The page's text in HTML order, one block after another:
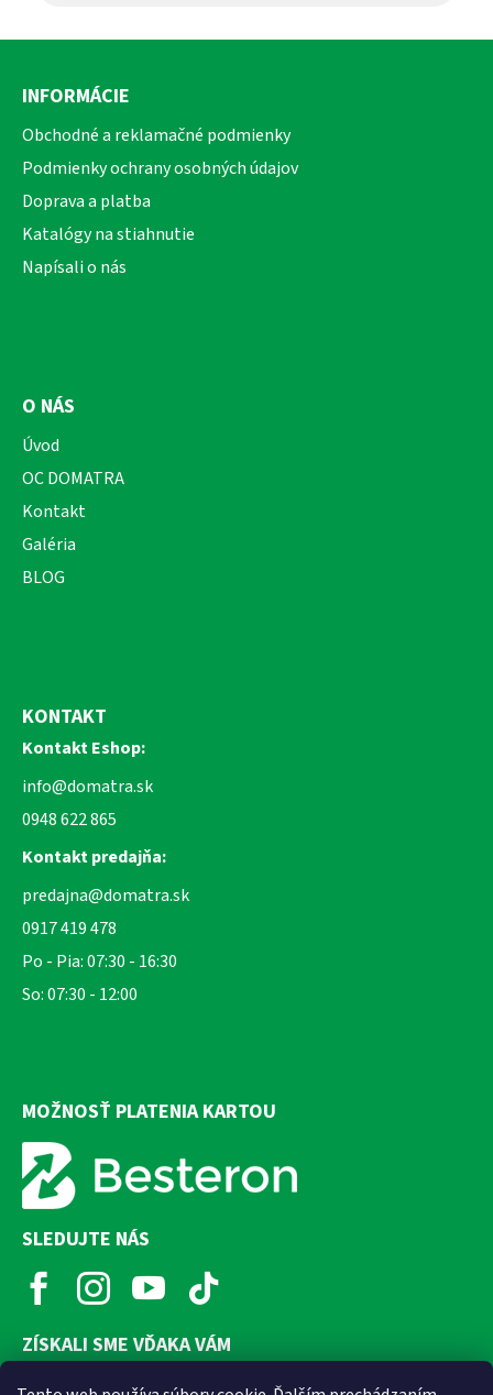
Z
INFORMÁCIE
Obchodné a reklamačné podmienky
Podmienky ochrany osobných údajov
Doprava a platba
Katalógy na stiahnutie
Napísali o nás
O NÁS
Úvod
OC DOMATRA
Kontakt
Galéria
BLOG
KONTAKT
Kontakt Eshop:
info@domatra.sk
0948 622 865
Kontakt predajňa:
predajna@domatra.sk
0917 419 478
Po - Pia: 07:30 - 16:30
So: 07:30 - 12:00
MOŽNOSŤ PLATENIA KARTOU
SLEDUJTE NÁS
ZÍSKALI SME VĎAKA VÁM